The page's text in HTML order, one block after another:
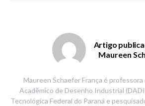
Artigo
Maureen
Maureen Schaefer França é
Acadêmico de Desenho Industrial
Tecnológica Federal do Paraná e